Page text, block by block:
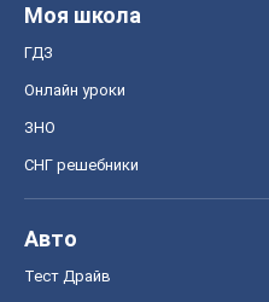
Моя школа
ГДЗ
Онлайн уроки
ЗНО
СНГ решебники
Авто
Тест Драйв